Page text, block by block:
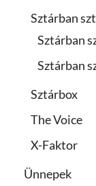
Sztárban
Sztárban
Sztárban
Sztárbox
The Voice
X-Faktor
Ünnepek